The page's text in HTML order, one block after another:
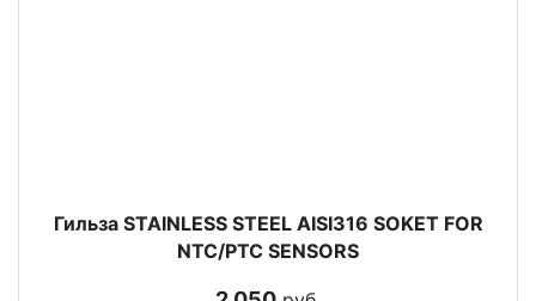
Гильза STAINLESS STEEL AISI316 SOKET FOR
NTC/PTC SENSORS